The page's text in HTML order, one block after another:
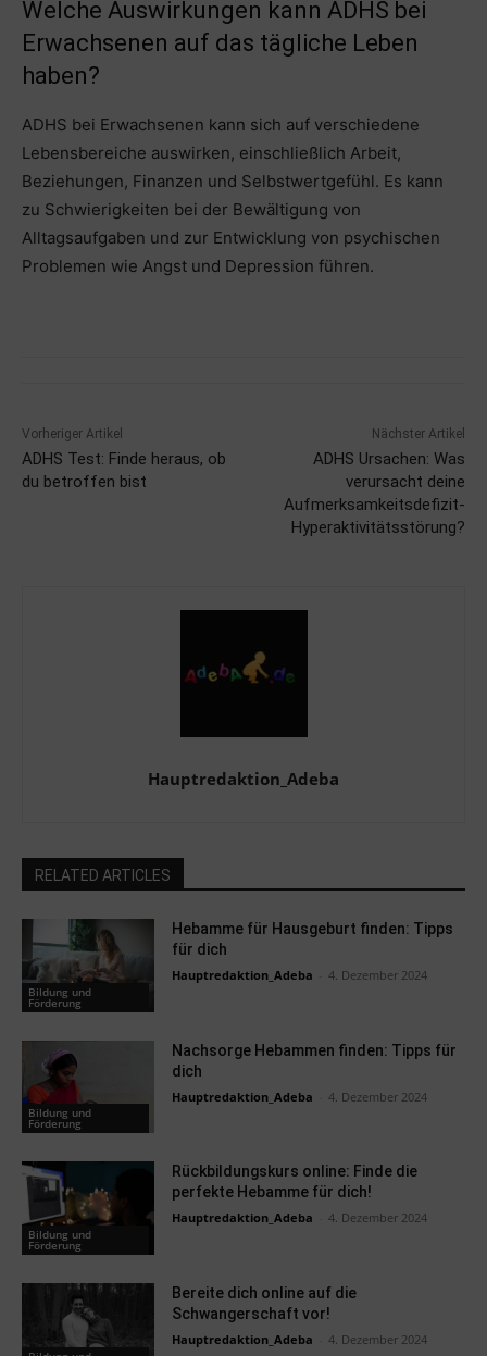
Welche Auswirkungen kann ADHS bei
Erwachsenen auf das tägliche Leben
haben?
ADHS bei Erwachsenen kann sich auf verschiedene
Lebensbereiche auswirken, einschließlich Arbeit,
Beziehungen, Finanzen und Selbstwertgefühl. Es kann
zu Schwierigkeiten bei der Bewältigung von
Alltagsaufgaben und zur Entwicklung von psychischen
Problemen wie Angst und Depression führen.
Vorheriger Artikel
ADHS Test: Finde heraus, ob
du betroffen bist
Nächster Artikel
ADHS Ursachen: Was
verursacht deine
Aufmerksamkeitsdefizit-
Hyperaktivitätsstörung?
Hauptredaktion_Adeba
RELATED ARTICLES
Bildung und
Förderung
Hebamme für Hausgeburt finden: Tipps
für dich
Hauptredaktion_Adeba 4. Dezember 2024
Bildung und
Förderung
Nachsorge Hebammen finden: Tipps für
dich
Hauptredaktion_Adeba 4. Dezember 2024
Bildung und
Förderung
Rückbildungskurs online: Finde die
perfekte Hebamme für dich!
Hauptredaktion_Adeba 4. Dezember 2024
Bereite dich online auf die
Schwangerschaft vor!
Hauptredaktion_Adeba 4. Dezember 2024